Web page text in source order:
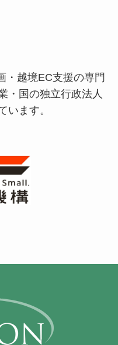
・越境EC支援の専門
・国の独立行政法人
います。